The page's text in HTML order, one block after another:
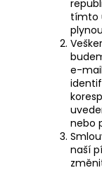
tímto
e-
nebo
naší